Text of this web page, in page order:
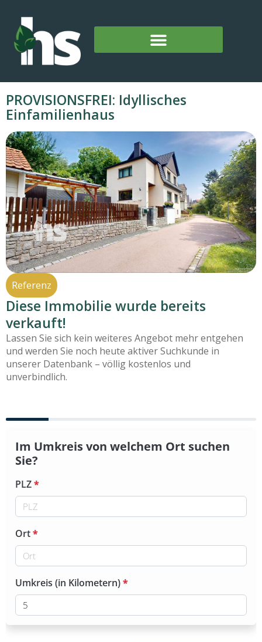
PROVISIONSFREI: Idyllisches
Einfamilienhaus
Referenz
Diese Immobilie wurde bereits
verkauft!
Lassen Sie sich kein weiteres Angebot mehr entgehen
und werden Sie noch heute aktiver Suchkunde in
unserer Datenbank – völlig kostenlos und
unverbindlich.